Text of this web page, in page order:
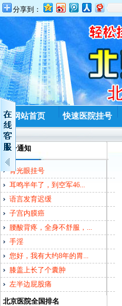
分享到：
网站首页 快速医院挂号
取号通知
青光眼挂号
耳鸣半年了，到空军46...
语言发育迟缓
子宫内膜癌
腰酸背疼，全身不舒服，...
手淫
您好，我有大约8年的胃...
膝盖上长了个囊肿
左半边屁股痛
北京医院全国排名